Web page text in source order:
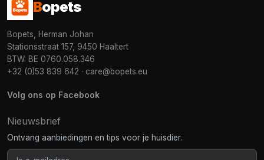
Bopets
Bopets, Herman Johan
Stationsstraat 157, 9450 Haaltert
BTW: BE 0760.058.346
+32 (0)53 839 642 · care@bopets.eu
Volg ons op Facebook
Nieuwsbrief
Ontvang aanbiedingen en tips voor je huisdier.